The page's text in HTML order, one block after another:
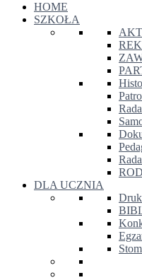
HOME
SZKOŁA
DLA UCZNIA